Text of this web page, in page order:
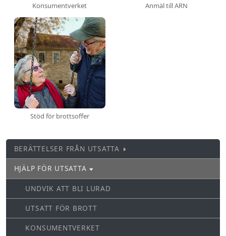
Konsumentverket Anmäl till ARN
Stöd för brottsoffer
BERÄTTELSER FRÅN UTSATTA
HJÄLP FÖR UTSATTA
UNDVIK ATT BLI LURAD
UTSATT FÖR BROTT
KONSUMENTVERKET